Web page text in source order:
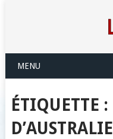
MENU
ÉTIQUETTE :
D’AUSTRALIE